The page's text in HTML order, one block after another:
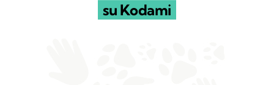
su Kodami